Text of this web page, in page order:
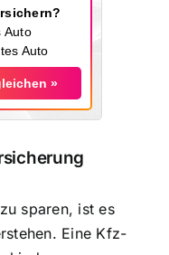
Auto
Auto
»
sparen, ist es
Eine Kfz-